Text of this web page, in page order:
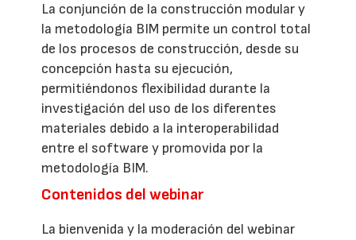
La conjunción de la construcción modular y
la metodología BIM permite un control total
de los procesos de construcción, desde su
concepción hasta su ejecución,
permitiéndonos flexibilidad durante la
investigación del uso de los diferentes
materiales debido a la interoperabilidad
entre el software y promovida por la
metodología BIM.
Contenidos del webinar
La bienvenida y la moderación del webinar